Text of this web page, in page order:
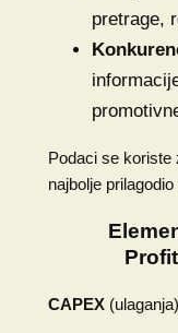
pretrage,
Podaci se koriste
najbolje
CAPEX